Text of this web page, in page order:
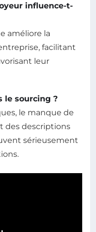
influence-t-
améliore la
facilitant
leur
le sourcing ?
le manque de
des descriptions
sérieusement